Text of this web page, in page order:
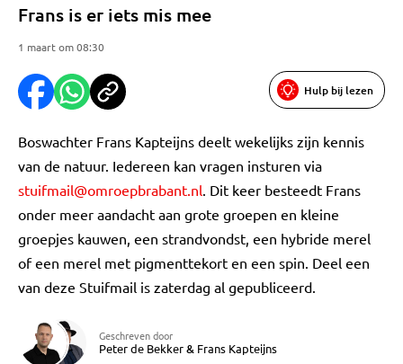
Frans is er iets mis mee
1 maart om 08:30
Hulp bij lezen
Boswachter Frans Kapteijns deelt wekelijks zijn kennis
van de natuur. Iedereen kan vragen insturen via
stuifmail@omroepbrabant.nl. Dit keer besteedt Frans
onder meer aandacht aan grote groepen en kleine
groepjes kauwen, een strandvondst, een hybride merel
of een merel met pigmenttekort en een spin. Deel een
van deze Stuifmail is zaterdag al gepubliceerd.
Geschreven door
Peter de Bekker& Frans Kapteijns